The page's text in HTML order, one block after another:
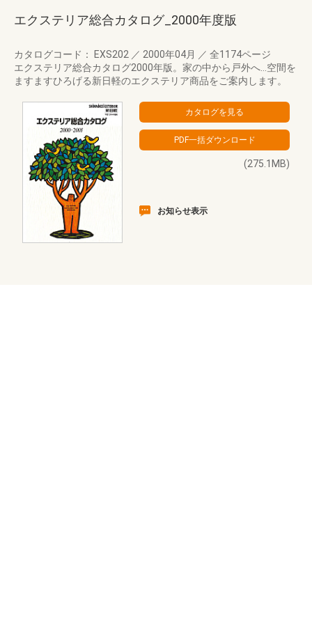
エクステリア総合カタログ_2000年度版
カタログコード： EXS202 ／ 2000年04月 ／ 全1174ページ
エクステリア総合カタログ2000年版。家の中から戸外へ…空間を
ますますひろげる新日軽のエクステリア商品をご案内します。
(275.1MB)
お知らせ表示